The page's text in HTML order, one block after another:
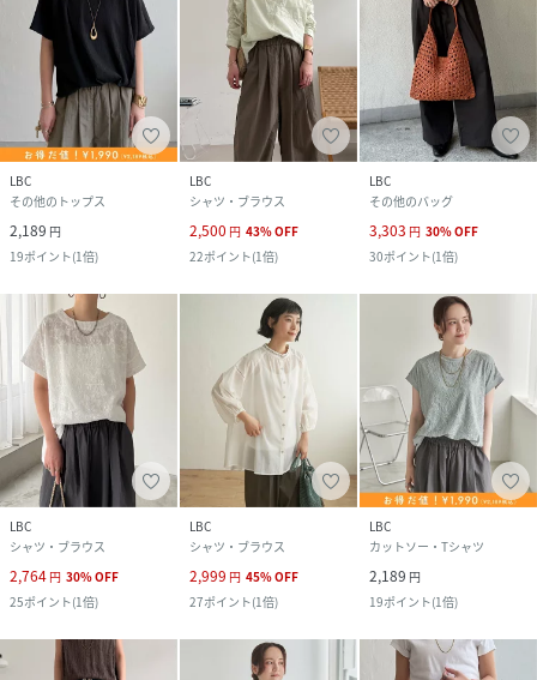
LBC
その他のトップス
2,189 円
19ポイント(1倍)
LBC
シャツ・ブラウス
2,500 円 43%OFF
22ポイント(1倍)
LBC
その他のバッグ
3,303 円 30%OFF
30ポイント(1倍)
LBC
シャツ・ブラウス
2,764 円 30%OFF
25ポイント(1倍)
LBC
シャツ・ブラウス
2,999 円 45%OFF
27ポイント(1倍)
LBC
カットソー・Tシャツ
2,189 円
19ポイント(1倍)